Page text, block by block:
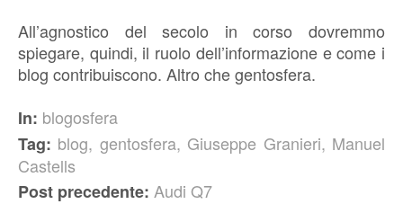
All’agnostico del secolo in corso dovremmo
spiegare, quindi, il ruolo dell’informazione e come i
blog contribuiscono. Altro che gentosfera.
In: blogosfera
Tag: blog, gentosfera, Giuseppe Granieri, Manuel
Castells
Post precedente: Audi Q7